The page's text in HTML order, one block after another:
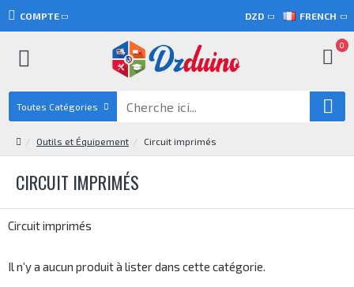
COMPTE DZD FRENCH
0
Toutes Catégories
Outils et Équipement Circuit imprimés
CIRCUIT IMPRIMÉS
Circuit imprimés
Il n’y a aucun produit à lister dans cette catégorie.